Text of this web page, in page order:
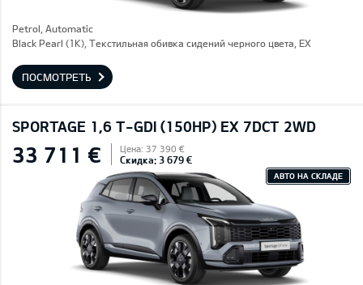
Petrol, Automatic
Black Pearl (1K), Текстильная обивка сидений черного цвета, EX
ПОСМОТРЕТЬ
SPORTAGE 1,6 T-GDI (150HP) EX 7DCT 2WD
33 711 € Цена: 37 390 €
Скидка: 3 679 €
АВТО НА СКЛАДЕ